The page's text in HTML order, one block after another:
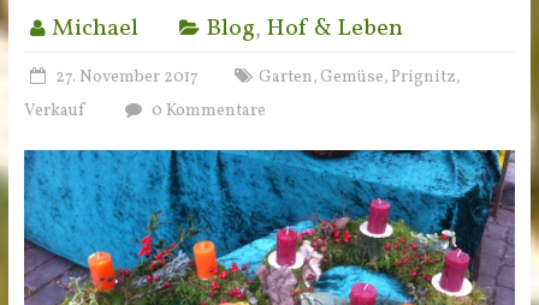
Michael Blog, Hof & Leben
27. November 2017 Garten, Gemüse, Prignitz,
Verkauf 0 Kommentare